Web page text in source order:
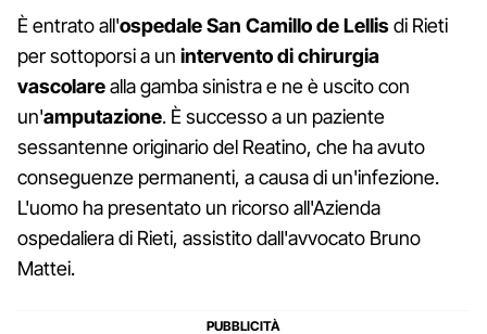
È entrato all'ospedale San Camillo de Lellisdi Rieti
per sottoporsi a un intervento di chirurgia
vascolarealla gamba sinistra e ne è uscito con
un'amputazione. È successo a un paziente
sessantenne originario del Reatino, che ha avuto
conseguenze permanenti, a causa di un'infezione.
L'uomo ha presentato un ricorso all'Azienda
ospedaliera di Rieti, assistito dall'avvocato Bruno
Mattei.